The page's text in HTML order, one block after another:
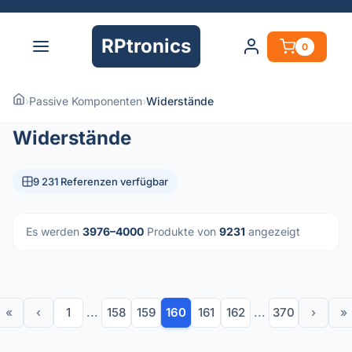
RPtronics 0
›Passive Komponenten›Widerstände
Widerstände
9 231 Referenzen verfügbar
Es werden 3976–4000 Produkte von 9231 angezeigt
« ‹ 1 ... 158 159 160 161 162 ... 370 › »